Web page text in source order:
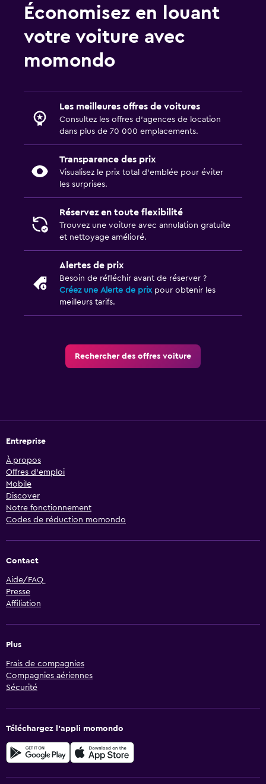
Voitures de location NU Car à MCO
Économisez en louant
votre voiture avec
momondo
Les meilleures offres de voitures
Consultez les offres d’agences de location
dans plus de 70 000 emplacements.
Transparence des prix
Visualisez le prix total d’emblée pour éviter
les surprises.
Réservez en toute flexibilité
Trouvez une voiture avec annulation gratuite
et nettoyage amélioré.
Alertes de prix
Besoin de réfléchir avant de réserver ?
Créez une Alerte de prixpour obtenir les
meilleurs tarifs.
Rechercher des offres voiture
Entreprise
À propos
Offres d’emploi
Mobile
Discover
Notre fonctionnement
Codes de réduction momondo
Contact
Aide/FAQ
Presse
Affiliation
Plus
Frais de compagnies
Compagnies aériennes
Sécurité
Téléchargez l’appli momondo